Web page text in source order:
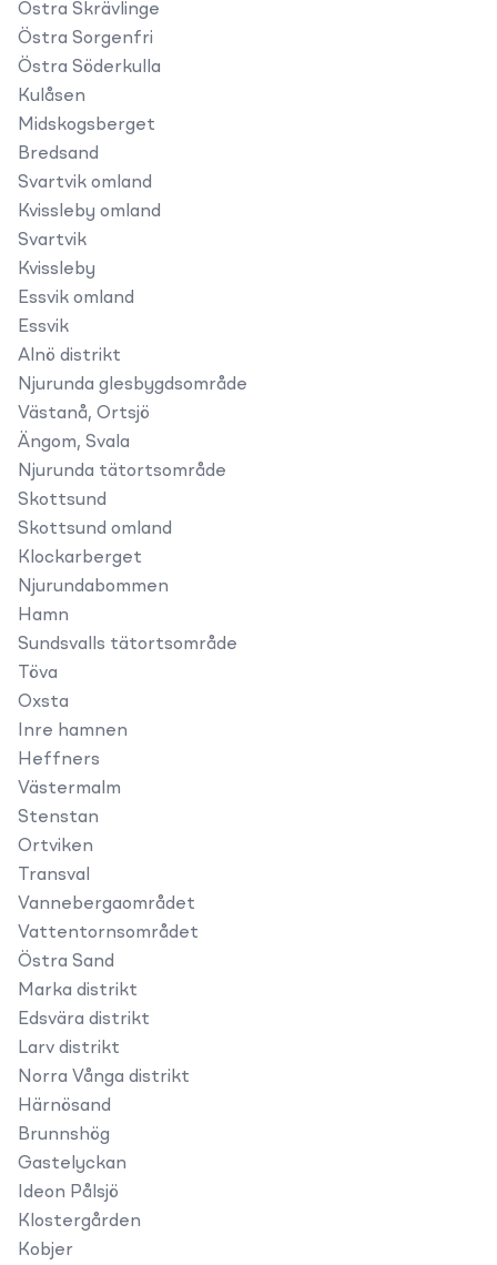
Östra Skrävlinge
Östra Sorgenfri
Östra Söderkulla
Kulåsen
Midskogsberget
Bredsand
Svartvik omland
Kvissleby omland
Svartvik
Kvissleby
Essvik omland
Essvik
Alnö distrikt
Njurunda glesbygdsområde
Västanå, Ortsjö
Ängom, Svala
Njurunda tätortsområde
Skottsund
Skottsund omland
Klockarberget
Njurundabommen
Hamn
Sundsvalls tätortsområde
Töva
Oxsta
Inre hamnen
Heffners
Västermalm
Stenstan
Ortviken
Transval
Vannebergaområdet
Vattentornsområdet
Östra Sand
Marka distrikt
Edsvära distrikt
Larv distrikt
Norra Vånga distrikt
Härnösand
Brunnshög
Gastelyckan
Ideon Pålsjö
Klostergården
Kobjer